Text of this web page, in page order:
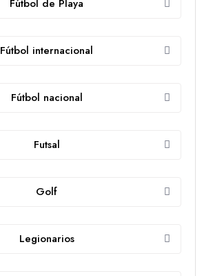
Fútbol de Playa
Fútbol internacional
Fútbol nacional
Futsal
Golf
Legionarios